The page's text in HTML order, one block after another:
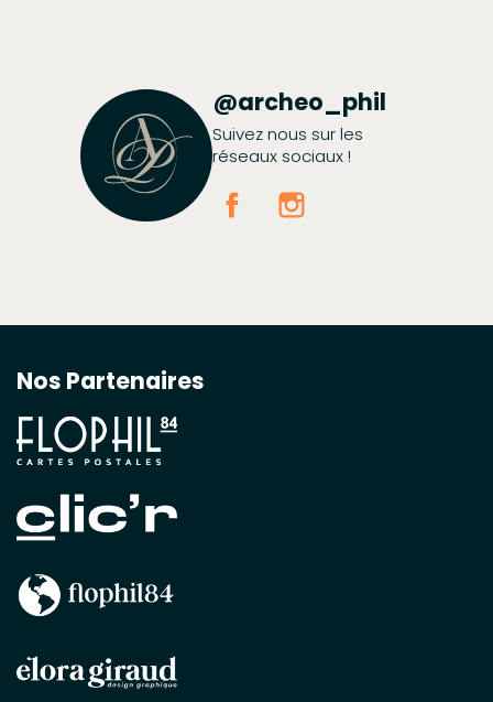
@archeo_phil
Suivez nous sur les
réseaux sociaux !
Facebook
Nos Partenaires